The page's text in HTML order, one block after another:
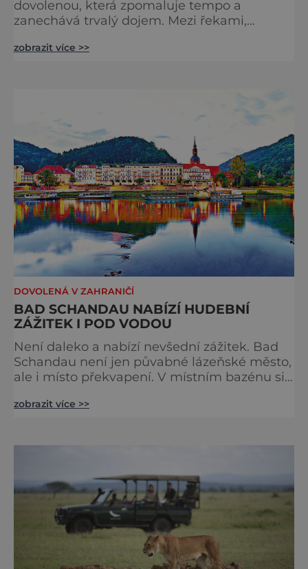
dovolenou, která zpomaluje tempo a
zanechává trvalý dojem. Mezi řekami,
propojují pohyb, příroda, gastronomie a
cyklistických výletech podél řek, pěších
túrách s dalekými výhledy, rodinnýc
zobrazit více >>
DOVOLENÁ V ZAHRANIČÍ
BAD SCHANDAU NABÍZÍ HUDEBNÍ
ZÁŽITEK I POD VODOU
Není daleko a nabízí nevšední zážitek. Bad
Schandau není jen půvabné lázeňské město,
ale i místo překvapení. V místním bazénu si
vodě. Nádherně osvěžující místo leží jen 8
zobrazit více >>